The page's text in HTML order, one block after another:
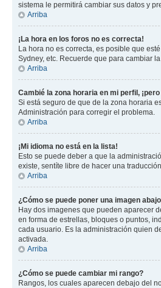
sistema le permitirá cambiar sus datos y
Arriba
¡La hora en los foros no es correcta!
La hora no es correcta, es posible que
Sydney, etc. Recuerde que para cambiar
Arriba
Cambié la zona horaria en mi perfil,
Si está seguro de que de la zona horaria
Administración para corregir el problema.
Arriba
¡Mi idioma no está en la lista!
Esto se puede deber a que la
existe, sentíte libre de hacer una
Arriba
¿Cómo se puede poner una imagen
Hay dos imagenes que pueden aparecer
en forma de estrellas, bloques o puntos,
cada usuario. Es la administración quien
activada.
Arriba
¿Cómo se puede cambiar mi rango?
Rangos, los cuales aparecen debajo del